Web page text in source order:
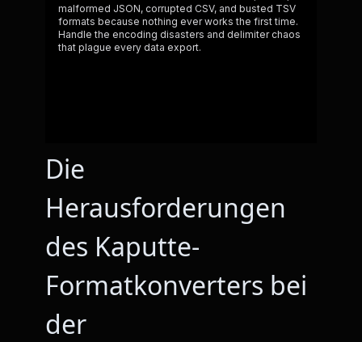
Die
Herausforderungen
des Kaputte-
Formatkonverters bei
der